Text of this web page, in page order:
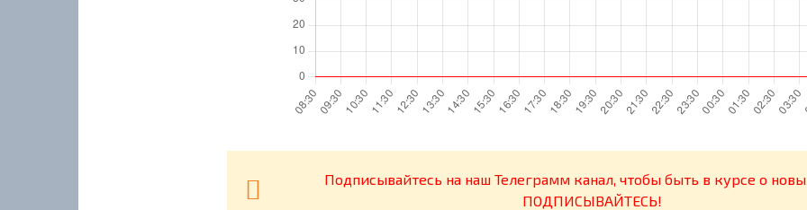
Подписывайтесь на наш Телеграмм канал, чтобы быть в курсе о
ПОДПИСЫВАЙТЕСЬ!